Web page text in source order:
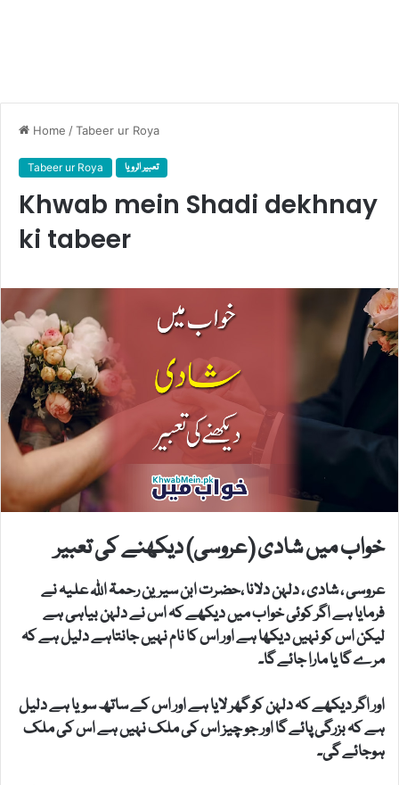
Home /Tabeer ur Roya
Tabeer ur Roya تعبیر الرویا
Khwab mein Shadi dekhnay
ki tabeer
خواب میں شادی (عروسی) دیکھنے کی تعبیر
عروسی ، شادی ، دلہن دلانا ،حضرت ابن سیرین رحمۃ اللہ علیہ نے
فرمایا ہے اگر کوئی خواب میں دیکھے کہ اس نے دلہن بیاہی ہے
لیکن اس کو نہیں دیکھا ہے اور اس کا نام نہیں جانتاہے دلیل ہے کہ
مرے گا یا مارا جائے گا۔
اور اگر دیکھے کہ دلہن کو گھر لایا ہے اور اس کے ساتھ سویا ہے دلیل
ہے کہ بزرگی پائے گا اور جو چیز اس کی ملک نہیں ہے اس کی ملک
ہوجائے گی۔